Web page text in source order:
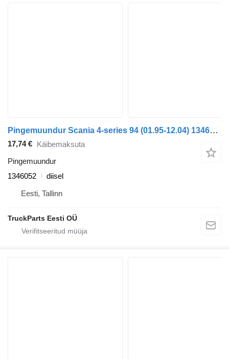
Pingemuundur Scania 4-series 94 (01.95-12.04) 1346052 tüübi jaoks sadulveoki Scania 4-series (1995-2006)
17,74 € Käibemaksuta
Pingemuundur
1346052
diisel
Eesti, Tallinn
TruckParts Eesti OÜ